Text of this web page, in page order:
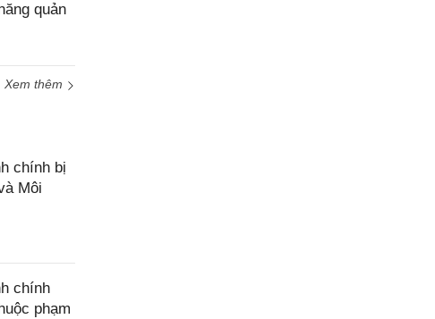
quản
Xem thêm
chính bị
Môi
chính
phạm